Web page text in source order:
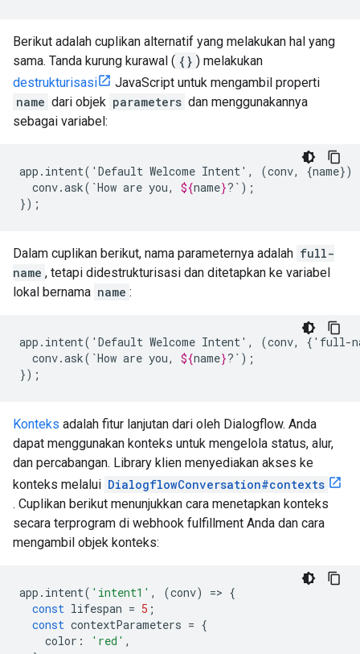
Berikut adalah cuplikan alternatif yang melakukan hal yang
sama. Tanda kurung kurawal ( {} ) melakukan
destrukturisasi
JavaScript untuk mengambil properti
name dari objek parameters dan menggunakannya
sebagai variabel:
app.intent('Default Welcome Intent', (conv, {name})
conv.ask(`How are you, ${name}?`);
});
Dalam cuplikan berikut, nama parameternya adalah full-
name , tetapi didestrukturisasi dan ditetapkan ke variabel
lokal bernama name :
app.intent('Default Welcome Intent', (conv,
{'full-
conv.ask(`How are you, ${name}?`);
});
Konteks adalah fitur lanjutan dari oleh Dialogflow. Anda
dapat menggunakan konteks untuk mengelola status, alur,
dan percabangan. Library klien menyediakan akses ke
konteks melalui DialogflowConversation#contexts
. Cuplikan berikut menunjukkan cara menetapkan konteks
secara terprogram di webhook fulfillment Anda dan cara
mengambil objek konteks:
app . intent( 'intent1' , (conv) => {
const lifespan = 5 ;
const contextParameters = {
color : 'red' ,